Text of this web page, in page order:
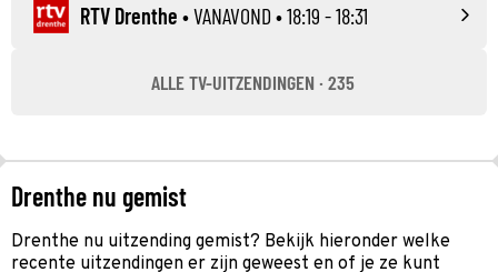
RTV Drenthe •VANAVOND • 18:19 - 18:31
ALLE TV-UITZENDINGEN · 235
Drenthe nu gemist
Drenthe nu uitzending gemist? Bekijk hieronder welke
recente uitzendingen er zijn geweest en of je ze kunt